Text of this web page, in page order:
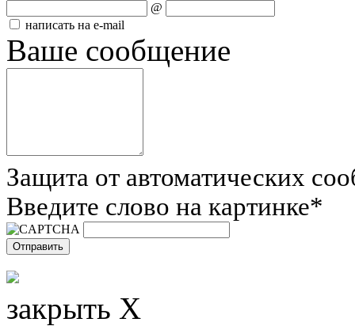
@
написать на e-mail
Ваше сообщение
Защита от автоматических
Введите слово на картинке*
закрыть X